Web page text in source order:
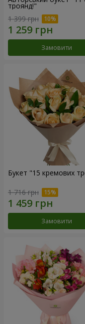
троянд!"
1 399 грн
Замовити
Букет "15 кремових
1 716 грн
Замовити